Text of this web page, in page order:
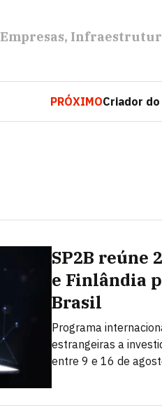
Empresas
PRÓXIMOCriador
SP2B reúne
e Finlândia
Brasil
Programa
estrangeiras a
entre 9 e 16 de